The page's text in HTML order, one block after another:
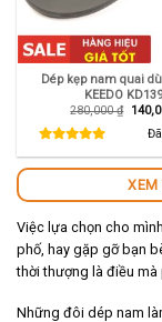
Dép kẹp nam quai
KEEDO
280,000₫ Giá
XEM
Việc lựa chọn cho
phố, hay gặp gỡ bạn
thời thượng là điều
Những đôi dép nam